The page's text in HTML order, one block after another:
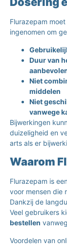
Flurazepam
ingenomen om
Duur van
Niet
middelen
Niet
vanwege
Bijwerkingen
duizeligheid en
arts als er
Waarom
Flurazepam is
voor mensen die
Dankzij de
Veel gebruikers
bestellen
Voordelen van